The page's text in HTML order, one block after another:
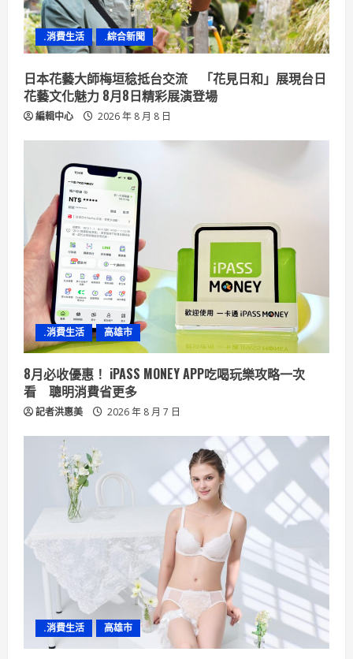
i
n
g
.消費生活 .綜合新聞
日本花藝大師梅垣稔抵台交流 「花見日和」展現台日
花藝文化魅力 8月8日精彩展演登場
編輯中心 2026 年 8 月 8 日
.消費生活 高雄市
8月必收優惠！ iPASS MONEY APP吃喝玩樂攻略一次
看 聰明消費省更多
記者洪惠美 2026 年 8 月 7 日
.消費生活 高雄市